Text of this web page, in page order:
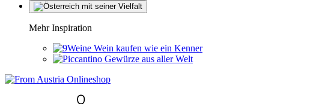
Mehr Inspiration
Wein kaufen wie ein Kenner
Gewürze aus aller Welt